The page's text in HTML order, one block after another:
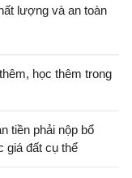
lượng và an toàn
học thêm trong
tiền phải nộp bổ
giá đất cụ thể